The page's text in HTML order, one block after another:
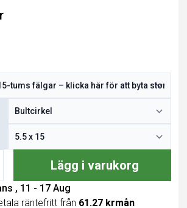
Lägg i varukorg
, 11 - 17 Aug
räntefritt från 61.27 krmån